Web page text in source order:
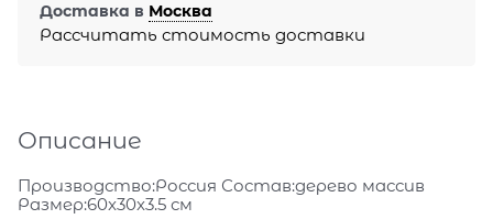
Доставка в Москва
Рассчитать стоимость доставки
Описание
Производство:Россия Состав:дерево массив
Размер:60x30x3.5 см